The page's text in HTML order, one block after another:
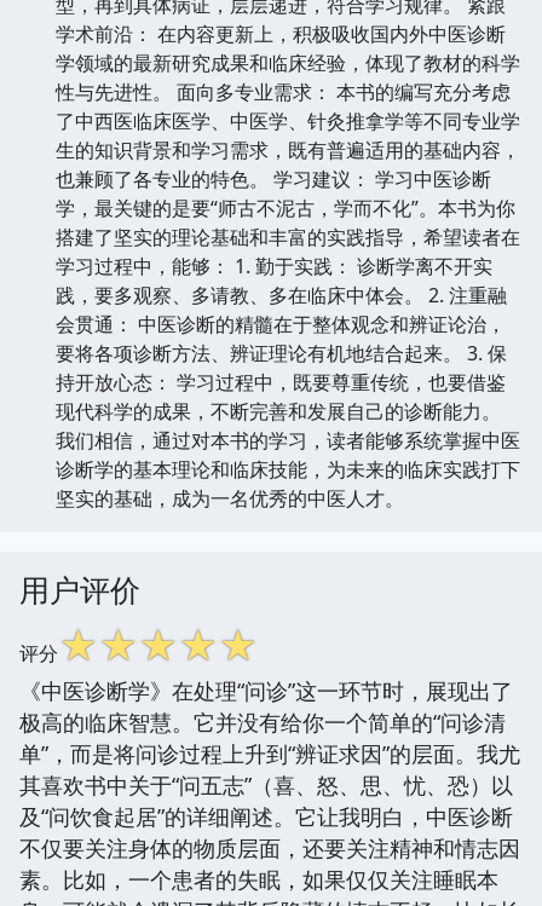
学术前沿： 在内容更新上，积极吸收国内外中医诊断
学领域的最新研究成果和临床经验，体现了教材的科学
性与先进性。 面向多专业需求： 本书的编写充分考虑
了中西医临床医学、中医学、针灸推拿学等不同专业学
生的知识背景和学习需求，既有普遍适用的基础内容，
也兼顾了各专业的特色。 学习建议： 学习中医诊断
学，最关键的是要“师古不泥古，学而不化”。本书为你
搭建了坚实的理论基础和丰富的实践指导，希望读者在
学习过程中，能够： 1. 勤于实践： 诊断学离不开实
践，要多观察、多请教、多在临床中体会。 2. 注重融
会贯通： 中医诊断的精髓在于整体观念和辨证论治，
要将各项诊断方法、辨证理论有机地结合起来。 3. 保
持开放心态： 学习过程中，既要尊重传统，也要借鉴
现代科学的成果，不断完善和发展自己的诊断能力。
我们相信，通过对本书的学习，读者能够系统掌握中医
诊断学的基本理论和临床技能，为未来的临床实践打下
坚实的基础，成为一名优秀的中医人才。
用户评价
评分☆☆☆☆☆
《中医诊断学》在处理“问诊”这一环节时，展现出了
极高的临床智慧。它并没有给你一个简单的“问诊清
单”，而是将问诊过程上升到“辨证求因”的层面。我尤
其喜欢书中关于“问五志”（喜、怒、思、忧、恐）以
及“问饮食起居”的详细阐述。它让我明白，中医诊断
不仅要关注身体的物质层面，还要关注精神和情志因
素。比如，一个患者的失眠，如果仅仅关注睡眠本